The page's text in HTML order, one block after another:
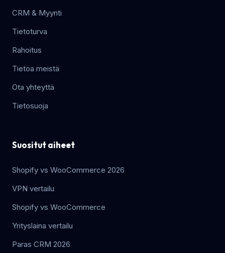
CRM & Myynti
Tietoturva
Rahoitus
Tietoa meistä
Ota yhteyttä
Tietosuoja
Suositut aiheet
Shopify vs WooCommerce 2026
VPN vertailu
Shopify vs WooCommerce
Yrityslaina vertailu
Paras CRM 2026